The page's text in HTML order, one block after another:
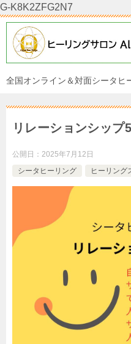
G-K8K2ZFG2N7
全国オンライン＆対面シータヒ
リレーションシップ
公開日： 2025年7月12日
シータヒーリング
ヒーリング